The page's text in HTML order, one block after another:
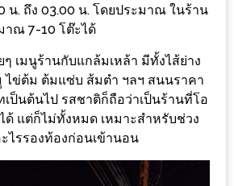
น. ถึง 03.00 น. โดยประมาณ ในร้าน
าณ 7-10 โต๊ะได้
เมนูร้านกับแกล้มเหล้า มีทั้งไส้ย่าง
ไข่ต้ม ต้มแซ่บ ส้มตำ ฯลฯ สนนราคา
ป็นต้นไป รสชาติก็ถือว่าเป็นร้านที่โอ
ด้ แต่ก็ไม่ทั้งหมด เหมาะสำหรับช่วง
ไรรองท้องก่อนเข้านอน